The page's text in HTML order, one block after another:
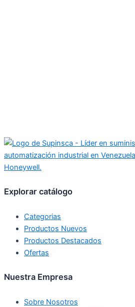
Explorar catálogo
Categorias
Productos Nuevos
Productos Destacados
Ofertas
Nuestra Empresa
Sobre Nosotros